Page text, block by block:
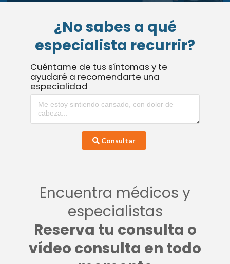
¿No sabes a qué
especialista recurrir?
Cuéntame de tus síntomas y te
ayudaré a recomendarte una
especialidad
Consultar
Encuentra médicos y
especialistas
Reserva tu consulta o
vídeo consulta en todo